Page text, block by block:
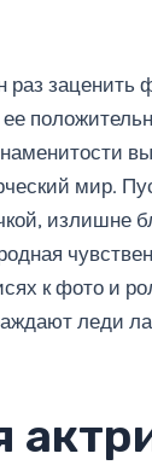
заценить
ее
мир.
излишне
к фото и
леди